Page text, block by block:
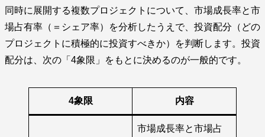
同時に展開する複数プロジェクトについて、市場成長率と市
場占有率（＝シェア率）を分析したうえで、投資配分（どの
プロジェクトに積極的に投資すべきか）を判断します。投資
配分は、次の「4象限」をもとに決めるのが一般的です。
4象限 内容
市場成長率と市場占